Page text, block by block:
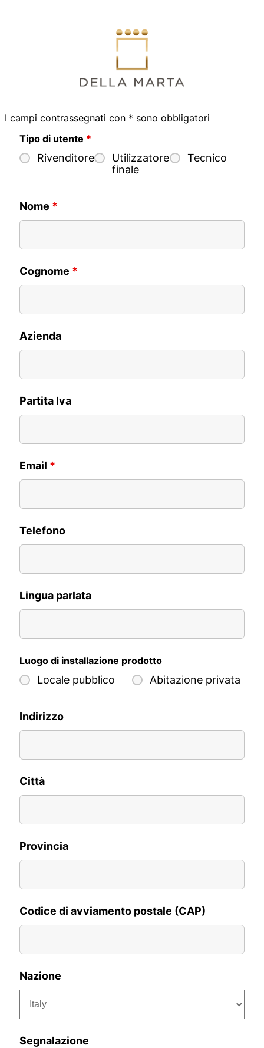
I campi contrassegnati con * sono obbligatori
Tipo di utente *
Rivenditore
Utilizzatore
finale
Tecnico
Nome *
Cognome *
Azienda
Partita Iva
Email *
Telefono
Lingua parlata
Luogo di installazione prodotto
Locale pubblico Abitazione privata
Indirizzo
Città
Provincia
Codice di avviamento postale (CAP)
Nazione
Segnalazione